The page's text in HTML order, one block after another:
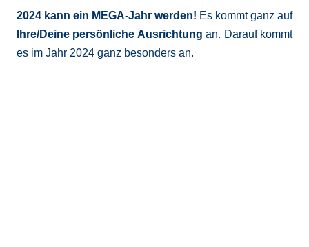
2024 kann ein MEGA-Jahr werden! Es kommt ganz auf
Ihre/Deine persönliche Ausrichtung an. Darauf kommt
es im Jahr 2024 ganz besonders an.